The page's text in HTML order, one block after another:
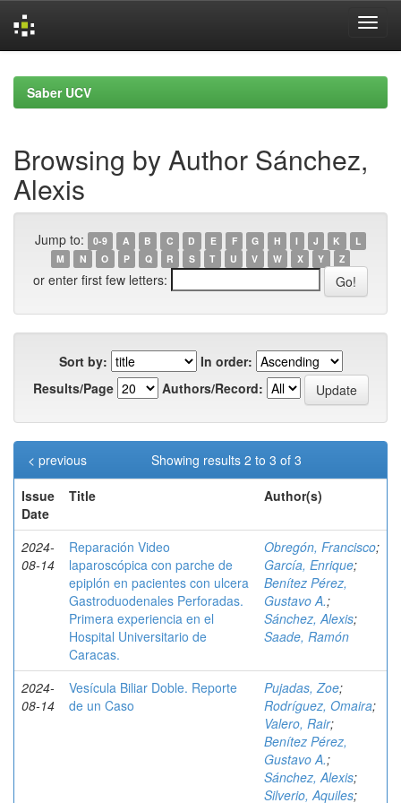
navigationSaber UCV
Browsing by Author Sánchez,
Alexis
Jump to: 0-9 A B C D E F G H I J K
L
M
N O P Q R S T U V W X Y Z
or enter first few letters:
Sort by:
In order:
Results/Page
Authors/Record:
Showing results 2 to 3 of 3
< previous
Issue
Date
Title Author(s)
2024-
08-14
Reparación Video
laparoscópica con parche de
epiplón en pacientes con ulcera
Gastroduodenales Perforadas.
Primera experiencia en el
Hospital Universitario de
Caracas.
Obregón, Francisco;
García, Enrique;
Benítez Pérez,
Gustavo A.;
Sánchez, Alexis;
Saade, Ramón
2024-
08-14
Vesícula Biliar Doble. Reporte
de un Caso
Pujadas, Zoe;
Rodríguez, Omaira;
Valero, Rair;
Benítez Pérez,
Gustavo A.;
Sánchez, Alexis;
Silverio, Aquiles;